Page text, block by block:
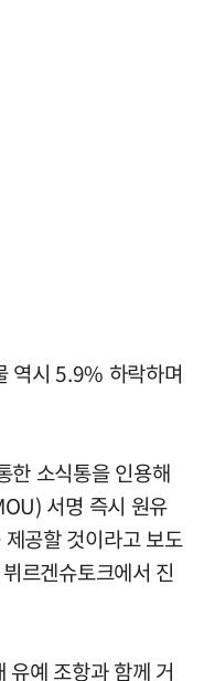
역시 5.9% 하락하며
한 소식통을 인용해
서명 즉시 원유
공할 것이라고 보도
르겐슈토크에서 진
유예 조항과 함께 거